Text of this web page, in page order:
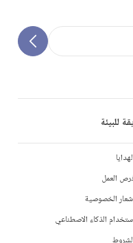
للبيئة
العمل
الخصوصية
الذكاء الاصطناعي